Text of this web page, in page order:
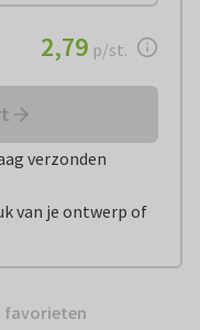
€ 2,79per stuk
2,79 p/st.
verzonden
van je ontwerp of
favorieten